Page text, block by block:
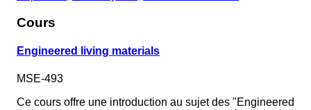
Cours
Engineered living materials
MSE-493
Ce cours offre une introduction au sujet des "Engineered